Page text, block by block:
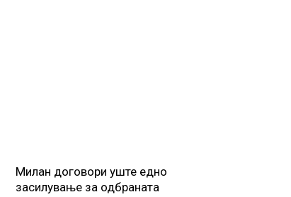
Милан договори уште едно
засилување за одбраната